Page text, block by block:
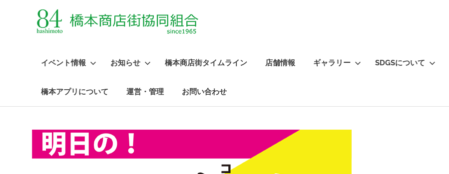
イベント情報 お知らせ 橋本商店街タイムライン 店舗情報 ギャラリー SDGSについて
橋本アプリについて 運営・管理 お問い合わせ